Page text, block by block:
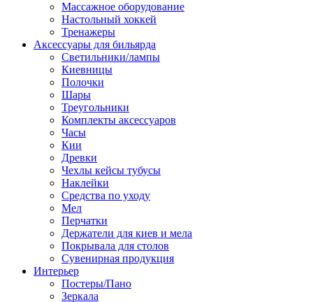
Массажное оборудование
Настольный хоккей
Тренажеры
Аксессуары для бильярда
Светильники/лампы
Киевницы
Полочки
Шары
Треугольники
Комплекты аксессуаров
Часы
Кии
Древки
Чехлы кейсы тубусы
Наклейки
Средства по уходу
Мел
Перчатки
Держатели для киев и мела
Покрывала для столов
Сувенирная продукция
Интерьер
Постеры/Пано
Зеркала